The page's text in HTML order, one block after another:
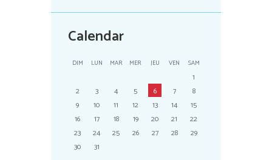
Calendar
DIM LUN MAR MER JEU VEN SAM
1
2
3 4 5 6 7
8
9
10 11 12 13 14
15
16
17 18 19 20 21
22
23
24 25 26 27 28
29
30
31